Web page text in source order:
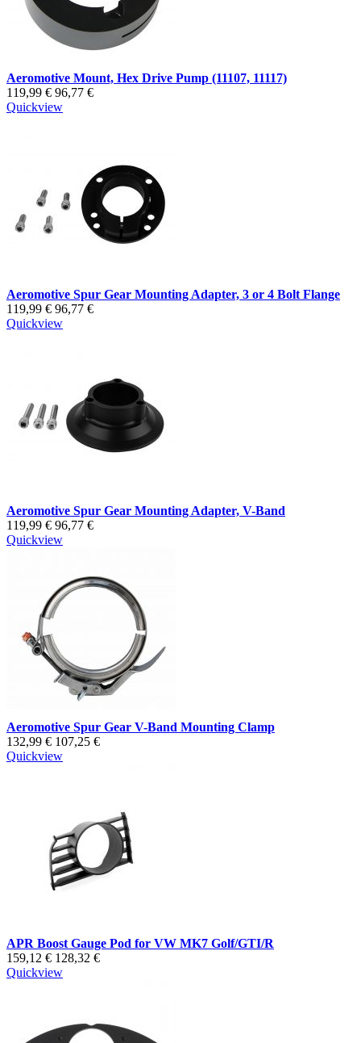
Aeromotive Mount, Hex Drive Pump (11107, 11117)
119,99 € 96,77 €
Quickview
Aeromotive Spur Gear Mounting Adapter, 3 or 4 Bolt Flange
119,99 € 96,77 €
Quickview
Aeromotive Spur Gear Mounting Adapter, V-Band
119,99 € 96,77 €
Quickview
Aeromotive Spur Gear V-Band Mounting Clamp
132,99 € 107,25 €
Quickview
APR Boost Gauge Pod for VW MK7 Golf/GTI/R
159,12 € 128,32 €
Quickview